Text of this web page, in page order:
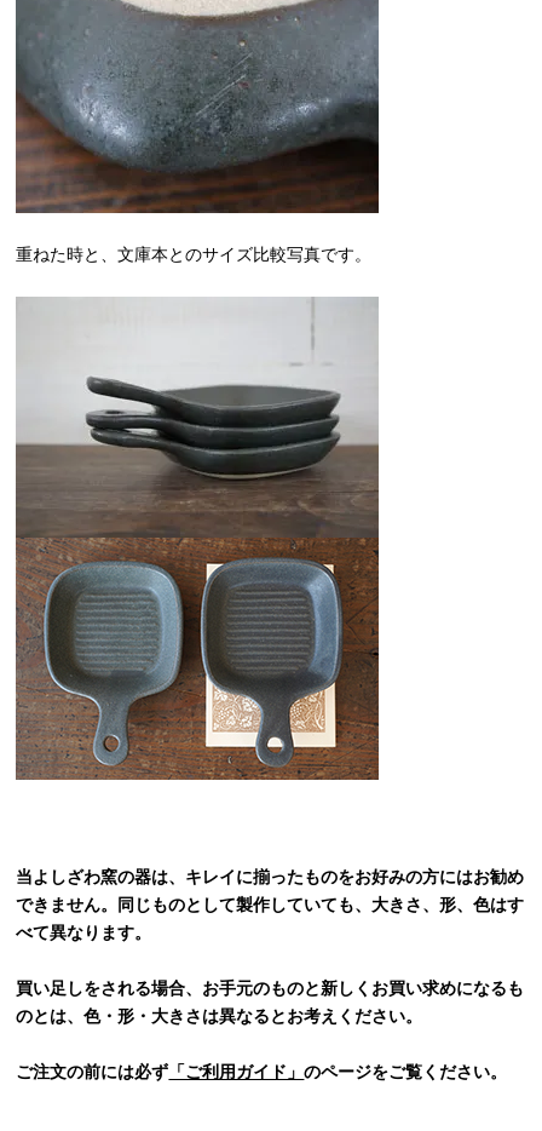
重ねた時と、文庫本とのサイズ比較写真です。
当よしざわ窯の器は、キレイに揃ったものをお好みの方にはお勧め
できません。同じものとして製作していても、大きさ、形、色はす
べて異なります。
買い足しをされる場合、お手元のものと新しくお買い求めになるも
のとは、色・形・大きさは異なるとお考えください。
ご注文の前には必ず 「ご利用ガイド」のページをご覧ください。